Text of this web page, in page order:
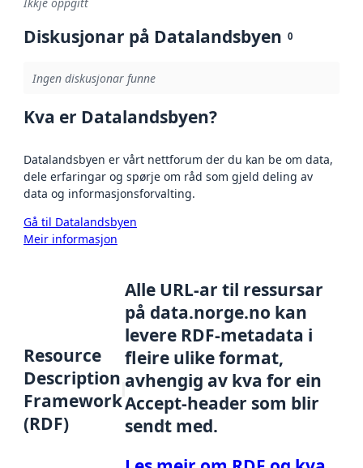
Diskusjonar på Datalandsbyen 0
Ingen diskusjonar funne
Kva er Datalandsbyen?
Datalandsbyen er vårt nettforum der du kan be om data,
dele erfaringar og spørje om råd som gjeld deling av
data og informasjonsforvalting.
Gå til Datalandsbyen
Meir informasjon
Resource
Description
Framework
(RDF)
Alle URL-ar til ressursar
på data.norge.no kan
levere RDF-metadata i
fleire ulike format,
avhengig av kva for ein
Accept-header som blir
sendt med.